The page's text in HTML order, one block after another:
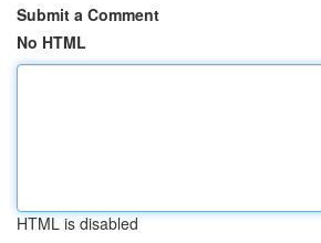
Submit a Comment
No HTML
HTML is disabled